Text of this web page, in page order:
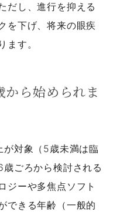
だし、進行を抑える
を下げ、将来の眼疾
ます。
ら始められま
が対象（5歳未満は臨
ごろから検討される
ジーや多焦点ソフト
できる年齢（一般的